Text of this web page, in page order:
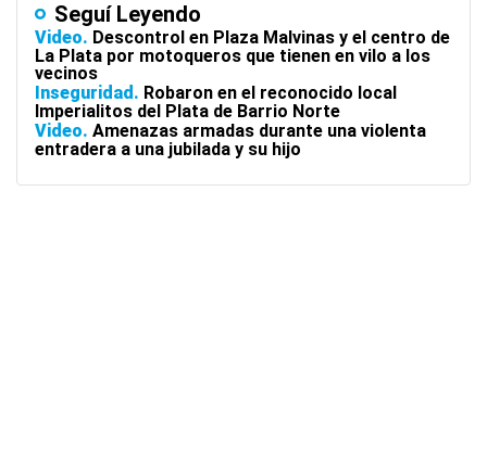
Seguí Leyendo
Video Descontrol en Plaza Malvinas y el centro de
La Plata por motoqueros que tienen en vilo a los
vecinos
Inseguridad
Robaron en el reconocido local
Imperialitos del Plata de Barrio Norte
Video Amenazas armadas durante una violenta
entradera a una jubilada y su hijo